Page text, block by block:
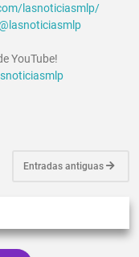
lasnoticiasmlp/
YouTube!
Entradas antiguas